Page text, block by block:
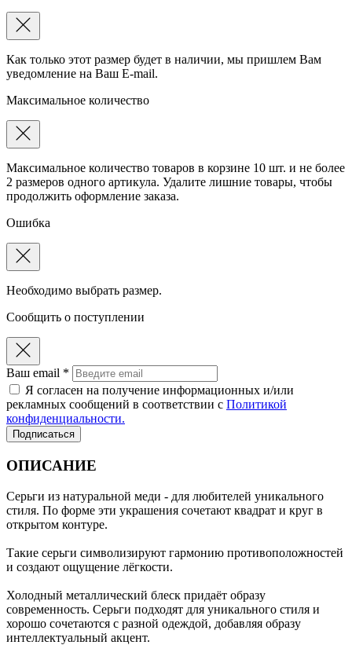
Как только этот размер будет в наличии, мы пришлем Вам
уведомление на Ваш E-mail.
Максимальное количество
Максимальное количество товаров в корзине 10 шт. и не более
2 размеров одного артикула. Удалите лишние товары, чтобы
продолжить оформление заказа.
Ошибка
Необходимо выбрать размер.
Сообщить о поступлении
Ваш email *
Я согласен на получение информационных и/или
рекламных сообщений в соответствии с Политикой
конфиденциальности.
Подписаться
ОПИСАНИЕ
Серьги из натуральной меди - для любителей уникального
стиля. По форме эти украшения сочетают квадрат и круг в
открытом контуре.
Такие серьги символизируют гармонию противоположностей
и создают ощущение лёгкости.
Холодный металлический блеск придаёт образу
современность. Серьги подходят для уникального стиля и
хорошо сочетаются с разной одеждой, добавляя образу
интеллектуальный акцент.